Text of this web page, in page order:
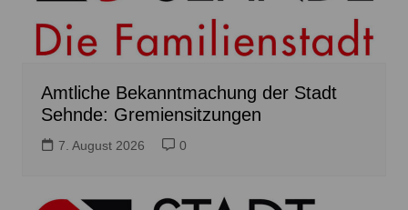
Amtliche Bekanntmachung der Stadt
Sehnde: Gremiensitzungen
7. August 2026 0